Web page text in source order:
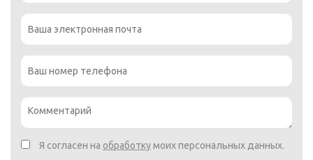
Я согласен на обработкумоих персональных данных.